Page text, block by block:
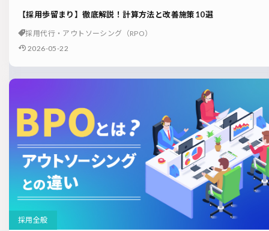
【採用歩留まり】徹底解説！計算方法と改善施策10選
採用代行・アウトソーシング（RPO）
2026-05-22
採用全般